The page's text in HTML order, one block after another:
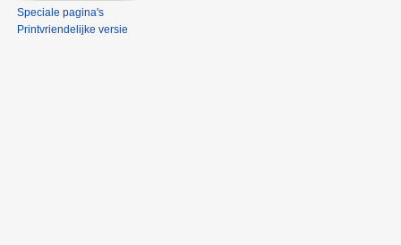
Speciale pagina's
Printvriendelijke versie